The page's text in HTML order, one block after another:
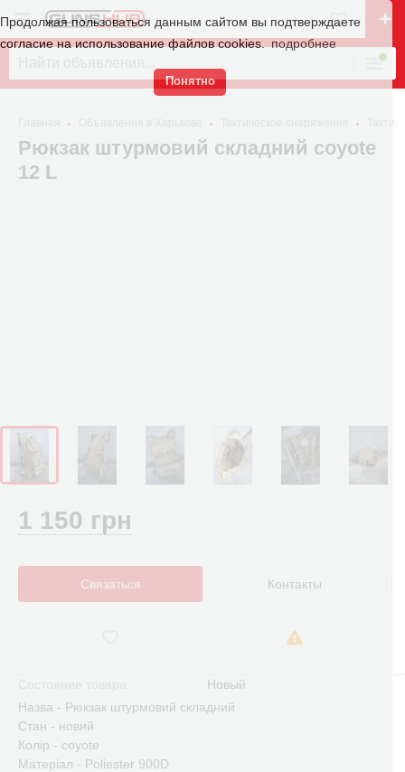
Продолжая пользоваться данным сайтом вы подтверждаете
согласие на использование файлов cookies.
подробнее
Понятно
Рюкзак штурмовий складний coyote
12 L
1 150 грн
Связаться Контакты
Новый
Назва - Рюкзак штурмовий складний
Стан - новий
Колір - coyote
Матеріал - Poliester 900D